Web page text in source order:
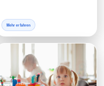
Mehr erfahren